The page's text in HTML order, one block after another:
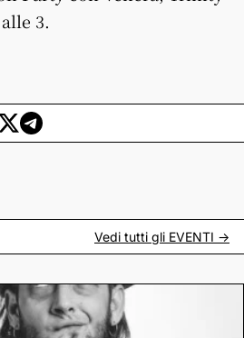
3.
Vedi tutti gli EVENTI ->